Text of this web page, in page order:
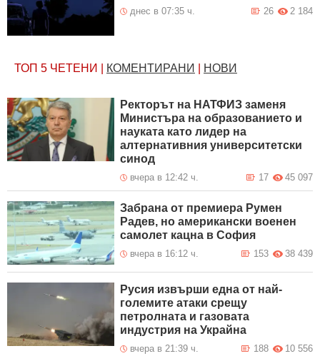
днес в 07:35 ч. 2 184
26
ТОП 5 ЧЕТЕНИ КОМЕНТИРАНИ НОВИ
Ректорът на НАТФИЗ заменя
Министъра на образованието и
науката като лидер на
алтернативния университетски
синод
вчера в 12:42 ч. 45 097
17
Забрана от премиера Румен
Радев, но американски военен
самолет кацна в София
вчера в 16:12 ч. 38 439
153
Русия извърши една от най-
големите атаки срещу
петролната и газовата
индустрия на Украйна
вчера в 21:39 ч. 10 556
188